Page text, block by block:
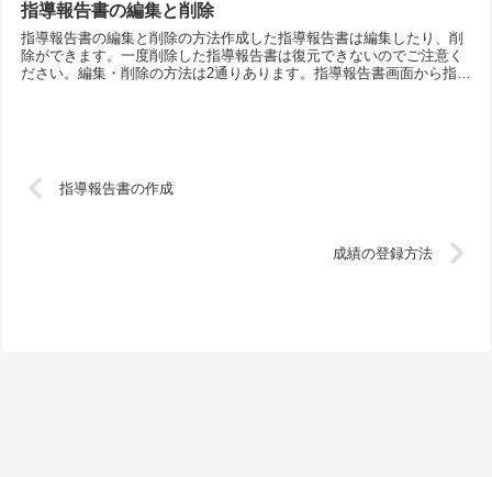
指導報告書の編集と削除
指導報告書の編集と削除の方法作成した指導報告書は編集したり、削
除ができます。一度削除した指導報告書は復元できないのでご注意く
ださい。編集・削除の方法は2通りあります。指導報告書画面から指導
指導報告書の作成
成績の登録方法